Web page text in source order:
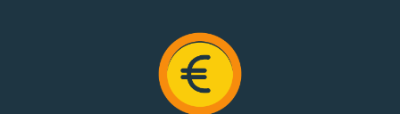
avec notre matériel de bivouac :réchauds, cartouches de
gaz à visser, popotes, couverts, hamacs, moustiquaires,
repas déshydratés et repas lyophilisés